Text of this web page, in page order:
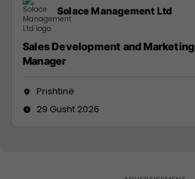
Solace Management Ltd
Sales Development and Marketing
Manager
Prishtinë
29 Gusht 2026